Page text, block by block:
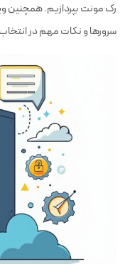
رک مونت بپردازیم. همچنین
سرورها و نکات مهم در